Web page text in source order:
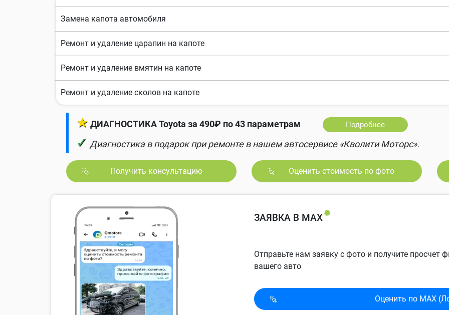
Замена капота автомобиля
Ремонт и удаление царапин на капоте
Ремонт и удаление вмятин на капоте
Ремонт и удаление сколов на капоте
★ ДИАГНОСТИКА Toyota за 490₽ по 43 параметрам Подробнее
✓ Диагностика в подарок при ремонте в нашем автосервисе «Кволити Моторс».
Получить консультацию Оценить стоимость по фото
ЗАЯВКА В MAX
Отправьте нам заявку с фото и получите просчет
вашего авто
Оценить по MAX